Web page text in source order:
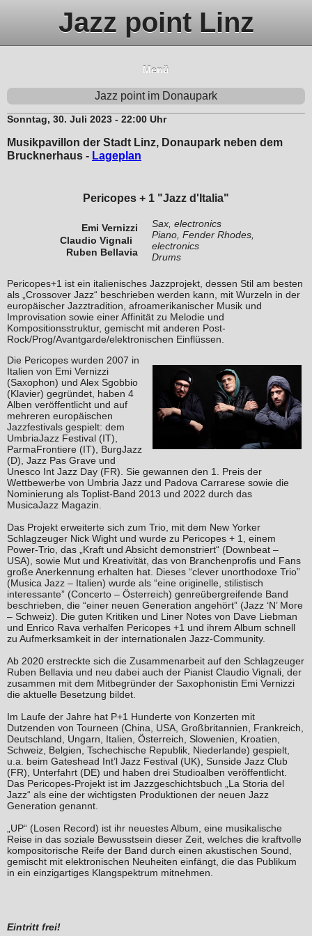
Jazz point Linz
Menü
Jazz point im Donaupark
Sonntag, 30. Juli 2023 - 22:00 Uhr
Musikpavillon der Stadt Linz, Donaupark neben dem
Brucknerhaus - Lageplan
Pericopes + 1 "Jazz d'Italia"
Emi Vernizzi
Claudio Vignali
Ruben Bellavia
Sax, electronics
Piano, Fender Rhodes,
electronics
Drums
Pericopes+1 ist ein italienisches Jazzprojekt, dessen Stil am besten
als „Crossover Jazz“ beschrieben werden kann, mit Wurzeln in der
europäischer Jazztradition, afroamerikanischer Musik und
Improvisation sowie einer Affinität zu Melodie und
Kompositionsstruktur, gemischt mit anderen Post-
Rock/Prog/Avantgarde/elektronischen Einflüssen.
Die Pericopes wurden 2007 in
Italien von Emi Vernizzi
(Saxophon) und Alex Sgobbio
(Klavier) gegründet, haben 4
Alben veröffentlicht und auf
mehreren europäischen
Jazzfestivals gespielt: dem
UmbriaJazz Festival (IT),
ParmaFrontiere (IT), BurgJazz
(D), Jazz Pas Grave und
Unesco Int Jazz Day (FR). Sie gewannen den 1. Preis der
Wettbewerbe von Umbria Jazz und Padova Carrarese sowie die
Nominierung als Toplist-Band 2013 und 2022 durch das
MusicaJazz Magazin.
Das Projekt erweiterte sich zum Trio, mit dem New Yorker
Schlagzeuger Nick Wight und wurde zu Pericopes + 1, einem
Power-Trio, das „Kraft und Absicht demonstriert“ (Downbeat –
USA), sowie Mut und Kreativität, das von Branchenprofis und Fans
große Anerkennung erhalten hat. Dieses “clever unorthodoxe Trio”
(Musica Jazz – Italien) wurde als “eine originelle, stilistisch
interessante” (Concerto – Österreich) genreübergreifende Band
beschrieben, die “einer neuen Generation angehört” (Jazz ‘N’ More
– Schweiz). Die guten Kritiken und Liner Notes von Dave Liebman
und Enrico Rava verhalfen Pericopes +1 und ihrem Album schnell
zu Aufmerksamkeit in der internationalen Jazz-Community.
Ab 2020 erstreckte sich die Zusammenarbeit auf den Schlagzeuger
Ruben Bellavia und neu dabei auch der Pianist Claudio Vignali, der
zusammen mit dem Mitbegründer der Saxophonistin Emi Vernizzi
die aktuelle Besetzung bildet.
Im Laufe der Jahre hat P+1 Hunderte von Konzerten mit
Dutzenden von Tourneen (China, USA, Großbritannien, Frankreich,
Deutschland, Ungarn, Italien, Österreich, Slowenien, Kroatien,
Schweiz, Belgien, Tschechische Republik, Niederlande) gespielt,
u.a. beim Gateshead Int’l Jazz Festival (UK), Sunside Jazz Club
(FR), Unterfahrt (DE) und haben drei Studioalben veröffentlicht.
Das Pericopes-Projekt ist im Jazzgeschichtsbuch „La Storia del
Jazz“ als eine der wichtigsten Produktionen der neuen Jazz
Generation genannt.
„UP“ (Losen Record) ist ihr neuestes Album, eine musikalische
Reise in das soziale Bewusstsein dieser Zeit, welches die kraftvolle
kompositorische Reife der Band durch einen akustischen Sound,
gemischt mit elektronischen Neuheiten einfängt, die das Publikum
in ein einzigartiges Klangspektrum mitnehmen.
Eintritt frei!